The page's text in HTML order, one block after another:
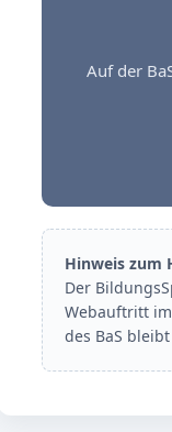
Auf der
Hinweis zum
Der
Webauftritt
des BaS